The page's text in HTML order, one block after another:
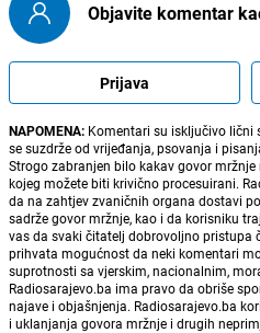
Objavite komentar
Prijava
NAPOMENA: Komentari su isključivo lični
se suzdrže od vrijeđanja, psovanja i
Strogo zabranjen bilo kakav govor
kojeg možete biti krivično procesuirani.
da na zahtjev zvaničnih organa dostavi
sadrže govor mržnje, kao i da korisniku
vas da svaki čitatelj dobrovoljno pristupa
prihvata mogućnost da neki komentari
suprotnosti sa vjerskim, nacionalnim,
Radiosarajevo.ba ima pravo da obriše
najave i objašnjenja. Radiosarajevo.ba
i uklanjanja govora mržnje i drugih